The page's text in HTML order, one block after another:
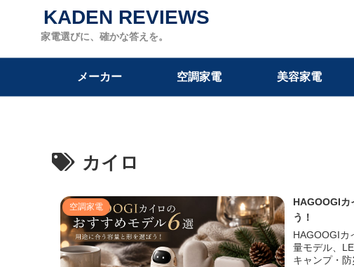
家電選びに、確かな答えを。
KADEN REVIEWS
メーカー 空調家電 美容家電
カイロ
空調家電
HAGOOGIカ
う！
HAGOOGIカ
量モデル、
キャンプ・